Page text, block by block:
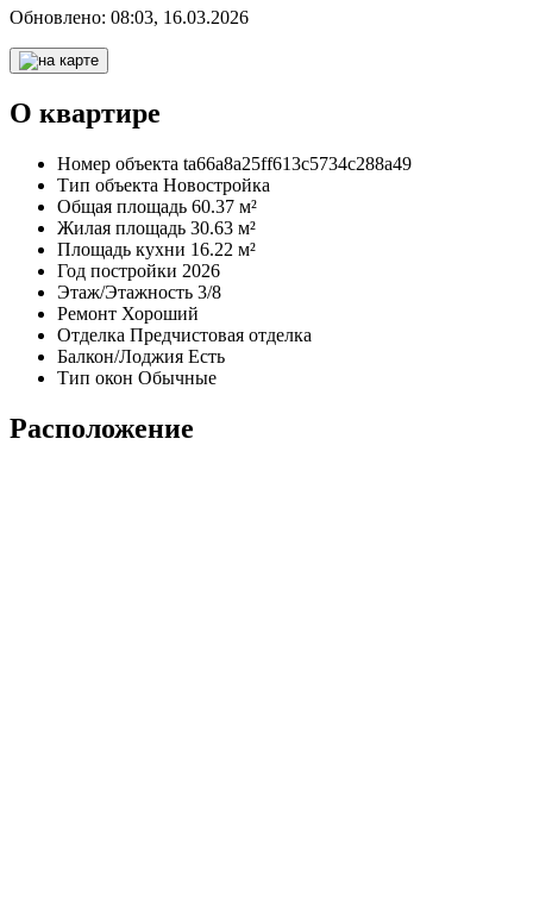
Обновлено: 08:03, 16.03.2026
О квартире
Номер объекта ta66a8a25ff613c5734c288a49
Тип объекта Новостройка
Общая площадь 60.37 м²
Жилая площадь 30.63 м²
Площадь кухни 16.22 м²
Год постройки 2026
Этаж/Этажность 3/8
Ремонт Хороший
Отделка Предчистовая отделка
Балкон/Лоджия Есть
Тип окон Обычные
Расположение